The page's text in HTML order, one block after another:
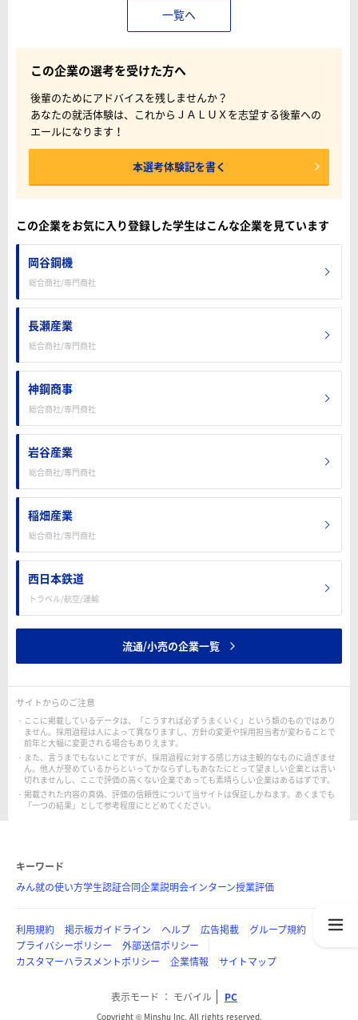
一覧へ
この企業の選考を受けた方へ
後輩のためにアドバイスを残しませんか？
あなたの就活体験は、これからＪＡＬＵＸを志望する後輩への
エールになります！
本選考体験記を書く
この企業をお気に入り登録した学生はこんな企業を見ています
岡谷鋼機
総合商社/専門商社
長瀬産業
総合商社/専門商社
神鋼商事
総合商社/専門商社
岩谷産業
総合商社/専門商社
稲畑産業
総合商社/専門商社
西日本鉄道
トラベル/航空/運輸
流通/小売の企業一覧
サイトからのご注意
ここに掲載しているデータは、「こうすれば必ずうまくいく」という類のものではあり
ません。採用過程は人によって異なりますし、方針の変更や採用担当者が変わることで
前年と大幅に変更される場合もありえます。
また、言うまでもないことですが、採用過程に対する感じ方は主観的なものに過ぎませ
ん。他人が誉めているからといってかならずしもあなたにとって望ましい企業とは言い
切れませんし、ここで評価の高くない企業であっても素晴らしい企業はあるはずです。
掲載された内容の真偽、評価の信頼性について当サイトは保証しかねます。あくまでも
「一つの結果」として参考程度にとどめてください。
キーワード
みん就の使い方学生認証合同企業説明会インターン授業評価
利用規約 掲示板ガイドライン ヘルプ 広告掲載
グループ規約
プライバシーポリシー
外部送信ポリシー
カスタマーハラスメントポリシー
企業情報 サイトマップ
表示モード モバイル PC
Copyright © Minshu Inc. All rights reserved.